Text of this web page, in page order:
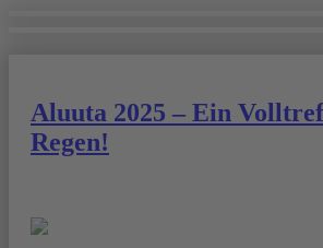
Aluuta 2025 – Ein
Regen!